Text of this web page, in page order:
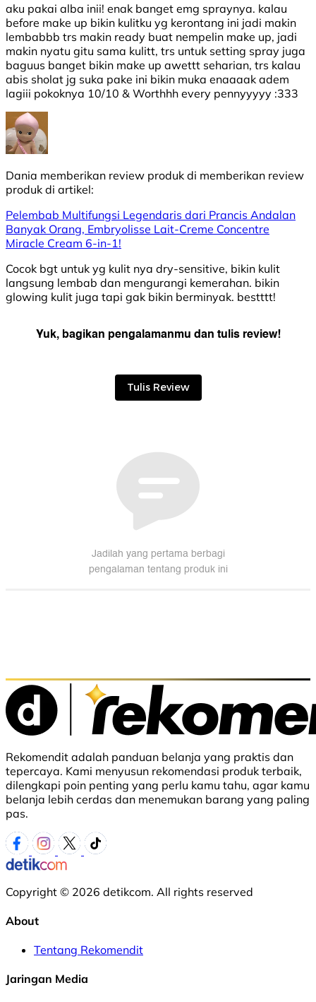
aku pakai alba inii! enak banget emg spraynya. kalau
before make up bikin kulitku yg kerontang ini jadi makin
lembabbb trs makin ready buat nempelin make up, jadi
makin nyatu gitu sama kulitt, trs untuk setting spray juga
baguus banget bikin make up awettt seharian, trs kalau
abis sholat jg suka pake ini bikin muka enaaaak adem
lagiii pokoknya 10/10 & Worthhh every pennyyyyy :333
Dania memberikan review produk di memberikan review
produk di artikel:
Pelembab Multifungsi Legendaris dari Prancis Andalan
Banyak Orang, Embryolisse Lait-Creme Concentre
Miracle Cream 6-in-1!
Cocok bgt untuk yg kulit nya dry-sensitive, bikin kulit
langsung lembab dan mengurangi kemerahan. bikin
glowing kulit juga tapi gak bikin berminyak. bestttt!
Rekomendit adalah panduan belanja yang praktis dan
tepercaya. Kami menyusun rekomendasi produk terbaik,
dilengkapi poin penting yang perlu kamu tahu, agar kamu
belanja lebih cerdas dan menemukan barang yang paling
pas.
Copyright © 2026 detikcom. All rights reserved
About
Tentang Rekomendit
Jaringan Media